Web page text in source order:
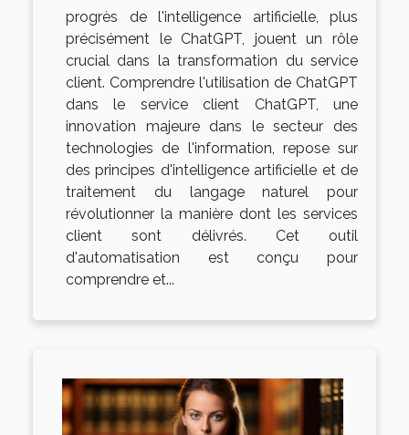
progrès de l'intelligence artificielle, plus
précisément le ChatGPT, jouent un rôle
crucial dans la transformation du service
client. Comprendre l'utilisation de ChatGPT
dans le service client ChatGPT, une
innovation majeure dans le secteur des
technologies de l'information, repose sur
des principes d'intelligence artificielle et de
traitement du langage naturel pour
révolutionner la manière dont les services
client sont délivrés. Cet outil
d'automatisation est conçu pour
comprendre et...